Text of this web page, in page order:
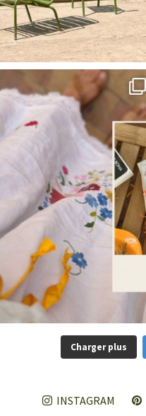
Charger plus
INSTAGRAM